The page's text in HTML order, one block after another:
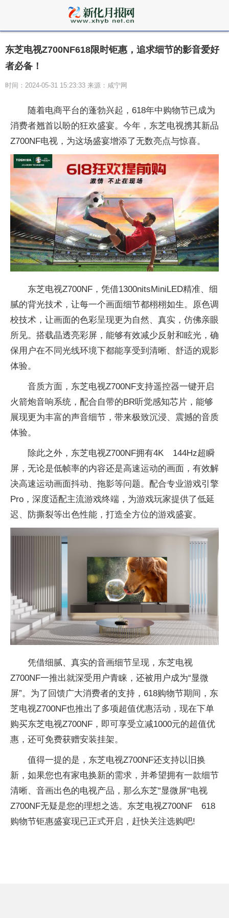
东芝电视Z700NF618限时钜惠，追求细节的影音爱好
者必备！
时间：2024-05-31 15:23:33 来源：咸宁网
随着电商平台的蓬勃兴起，618年中购物节已成为
消费者翘首以盼的狂欢盛宴。今年，东芝电视携其新品
Z700NF电视，为这场盛宴增添了无数亮点与惊喜。
东芝电视Z700NF，凭借1300nitsMiniLED精准、细
腻的背光技术，让每一个画面细节都栩栩如生。原色调
校技术，让画面的色彩呈现更为自然、真实，仿佛亲眼
所见。搭载晶透亮彩屏，能够有效减少反射和眩光，确
保用户在不同光线环境下都能享受到清晰、舒适的观影
体验。
音质方面，东芝电视Z700NF支持遥控器一键开启
火箭炮音响系统，配合自带的BR听觉感知芯片，能够
展现更为丰富的声音细节，带来极致沉浸、震撼的音质
体验。
除此之外，东芝电视Z700NF拥有4K 144Hz超瞬
屏，无论是低帧率的内容还是高速运动的画面，有效解
决高速运动画面抖动、拖影等问题。配合专业游戏引擎
Pro，深度适配主流游戏终端，为游戏玩家提供了低延
迟、防撕裂等出色性能，打造全方位的游戏盛宴。
凭借细腻、真实的音画细节呈现，东芝电视
Z700NF一推出就深受用户青睐，还被用户成为“显微
屏”。为了回馈广大消费者的支持，618购物节期间，东
芝电视Z700NF也推出了多项超值优惠活动，现在下单
购买东芝电视Z700NF，即可享受立减1000元的超值优
惠，还可免费获赠安装挂架。
值得一提的是，东芝电视Z700NF还支持以旧换
新，如果您也有家电换新的需求，并希望拥有一款细节
清晰、音画出色的电视产品，那么东芝“显微屏“电视
Z700NF无疑是您的理想之选。东芝电视Z700NF 618
购物节钜惠盛宴现已正式开启，赶快关注选购吧!